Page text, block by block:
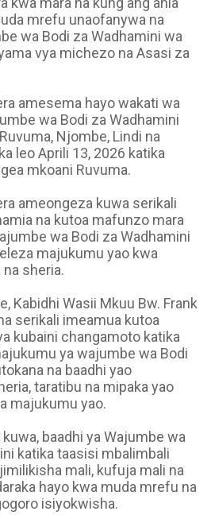
mrefu unaofanywa na
wa Bodi za Wadhamini wa
vya michezo na Asasi za
amesema hayo wakati wa
wa Bodi za Wadhamini
Njombe, Lindi na
leo Aprili 13, 2026 katika
mkoani Ruvuma.
ameongeza kuwa serikali
na kutoa mafunzo mara
wa Bodi za Wadhamini
majukumu yao kwa
sheria.
Kabidhi Wasii Mkuu Bw. Frank
serikali imeamua kutoa
kubaini changamoto katika
ya wajumbe wa Bodi
na baadhi yao
taratibu na mipaka yao
majukumu yao.
baadhi ya Wajumbe wa
katika taasisi mbalimbali
mali, kufuja mali na
hayo kwa muda mrefu na
isiyokwisha.